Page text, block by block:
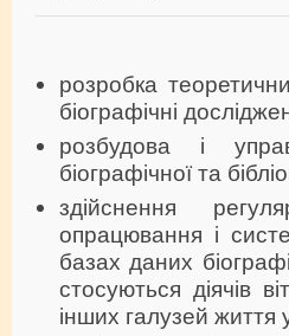
розробка
біографічні
розбудова і
біографічної та
здійснення
опрацювання і
базах даних
стосуються діячів
інших галузей життя